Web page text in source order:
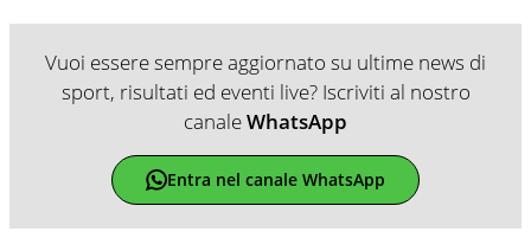
Vuoi essere sempre aggiornato su ultime news di
sport, risultati ed eventi live? Iscriviti al nostro
canaleWhatsApp
Entra nel canale WhatsApp